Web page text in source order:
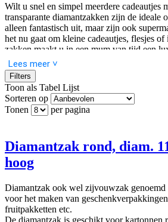
Wilt u snel en simpel meerdere cadeautjes
transparante diamantzakken zijn de ideale
alleen fantastisch uit, maar zijn ook
het nu gaat om kleine cadeautjes, flesjes of
zakken maakt u in een mum van tijd een
Geen gedoe met mandjes of aparte
elegante oplossing die meteen werkt.
Wat maakt onze diamantzakken zo
Stevig én mooi
bodem in goud of zilver wilt,
uw cadeaus past. Het geeft meteen
die het net wat specialer maakt.
helemaal niet lastig te zijn. Met deze
een kwestie van erin schuiven en
lint of strik toe, en uw cadeau is
Lees meer ˅
Filters
Toon als Tabel Lijst
Sorteren op
Tonen
per pagina
Diamantzak rond, diam.
hoog
Diamantzak ook wel zijvouwzak
voor het maken van
fruitpakketten etc.
De diamantzak is geschikt voor kartonnen